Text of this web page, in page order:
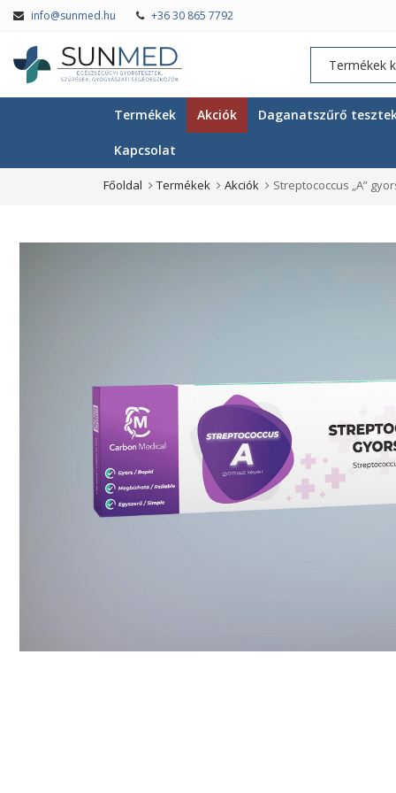
info@sunmed.hu +36 30 865 7792
Termékek Akciók Daganatszűrő
Kapcsolat
Főoldal Termékek Akciók Streptococcus „A”